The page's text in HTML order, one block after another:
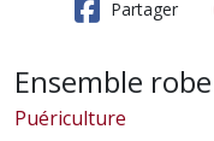
Partager
Ensemble
Puériculture